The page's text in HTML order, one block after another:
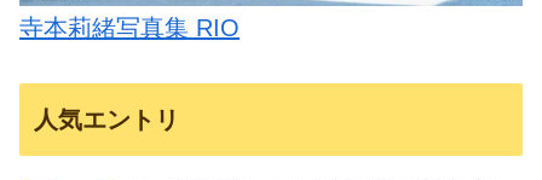
寺本莉緒写真集 RIO
人気エントリ